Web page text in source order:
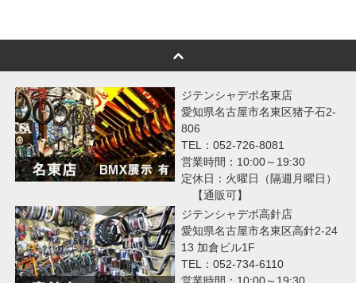
ジテンシャデポ名東店
愛知県名古屋市名東区猪子石2-
806
TEL：052-726-8081
営業時間：10:00～19:30
定休日：火曜日（隔週月曜日）
【通販可】
ジテンシャデポ高針店
愛知県名古屋市名東区高針2-24
13 加倉ビル1F
TEL：052-734-6110